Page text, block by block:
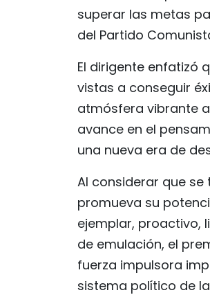
superar las metas
del Partido
El dirigente enfatizó
vistas a conseguir
atmósfera vibrante
avance en el
una nueva era de
Al considerar que
promueva su
ejemplar, proactivo,
de emulación, el
fuerza impulsora
sistema político de